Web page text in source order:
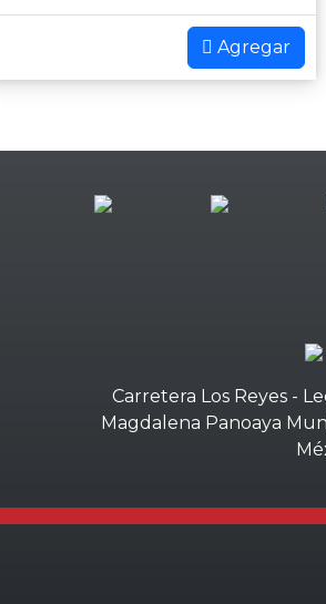
Agregar
Carretera Los Reyes -
Magdalena Panoaya